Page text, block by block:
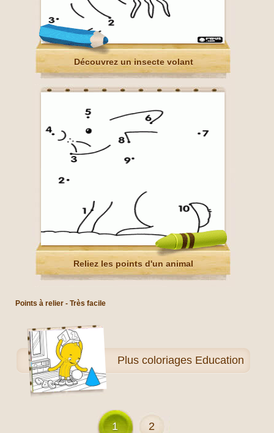
Découvrez un insecte volant
Reliez les points d'un animal
Points à relier - Très facile
Pluscoloriages Education
1 2